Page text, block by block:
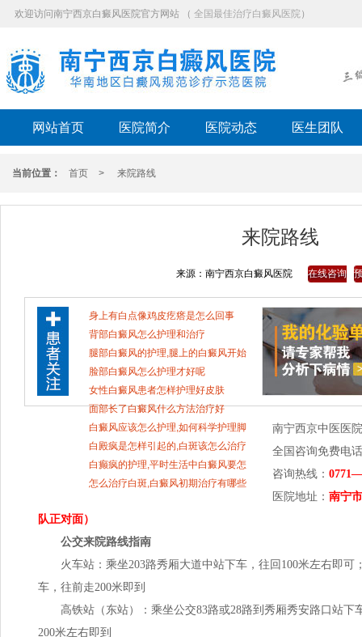
欢迎访问南宁西京白癜风医院官方网站 （ 全国最佳治疗白癜风医院）
网站首页 医院简介 医院动态 医生团队
当前位置： 首页 > 来院路线
来院路线
来源： 南宁西京白癜风医院 在线咨询
身上有白点像鸡皮疙瘩是怎么回事
背部白癜风怎么护理和治疗
腿部白癜风的护理,腿上的白癜风开始
扩散怎么办
脸部白癜风怎么护理才好呢
女性白癜风患者怎样护理好皮肤
面部长了白癜风什么方法治疗好
白癜风应该怎么护理,如何科学护理脚
上白癜风
白殿疯是怎样引起的,白斑该怎么治疗
白癫疯的护理,平时生活中白癜风要怎
样控制病情
怎么治疗白斑,白癜风初期治疗有哪些
南宁西京中医医院
全国咨询免费电
咨询热线：
医院地址： 南宁
队正对面）
公交来院路线指南
火车站：乘坐203路秀厢大道中站下车，往回100米左右即可
车，往前走200米即到
高铁站（东站）：乘坐公交83路或28路到秀厢秀安路口站下
200米左右即到